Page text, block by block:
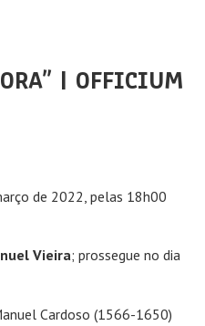
| OFFICIUM
de 2022, pelas 18h00
Vieira; prossegue no dia
Cardoso (1566-1650)